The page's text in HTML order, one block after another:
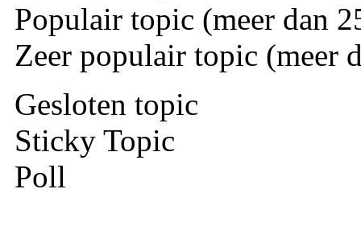
Populair topic (meer dan
Zeer populair topic (meer
Gesloten topic
Sticky Topic
Poll